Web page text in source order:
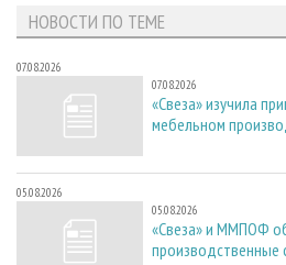
НОВОСТИ ПО ТЕМЕ
07.08.2026
07.08.2026
«Свеза» изучила
мебельном
05.08.2026
05.08.2026
«Свеза» и ММПОФ
производственные